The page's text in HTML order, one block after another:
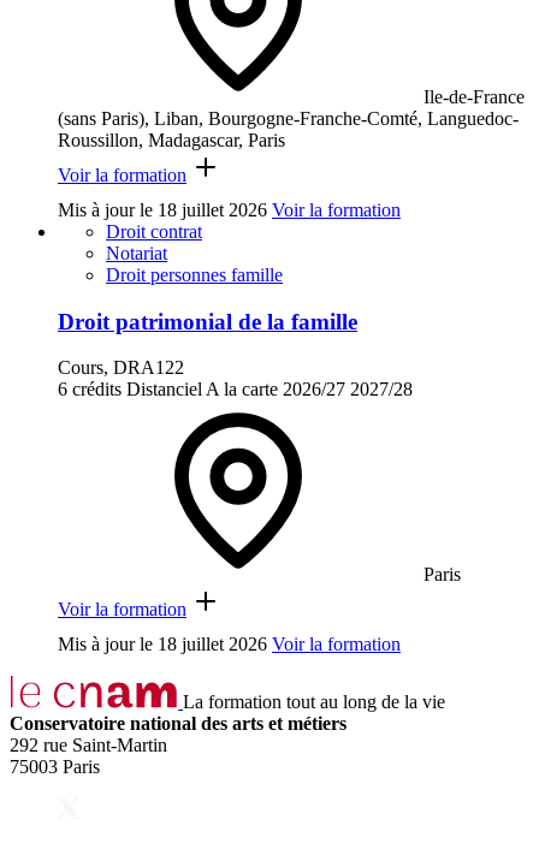
Ile-de-France
(sans Paris), Liban, Bourgogne-Franche-Comté, Languedoc-
Roussillon, Madagascar, Paris
Voir la formation
Mis à jour le 18 juillet 2026 Voir la formation
Droit contrat
Notariat
Droit personnes famille
Droit patrimonial de la famille
Cours, DRA122
6 crédits Distanciel A la carte 2026/27 2027/28
Paris
Voir la formation
Mis à jour le 18 juillet 2026 Voir la formation
La formation tout au long de la vie
Conservatoire national des arts et métiers
292 rue Saint-Martin
75003 Paris